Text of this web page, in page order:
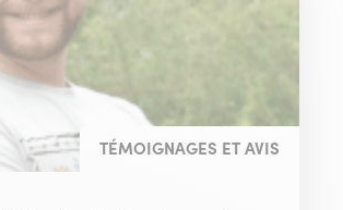
TÉMOIGNAGES ET AVIS